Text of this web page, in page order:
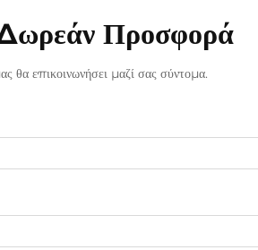
Προσφορά
θα επικοινωνήσει μαζί σας σύντομα.